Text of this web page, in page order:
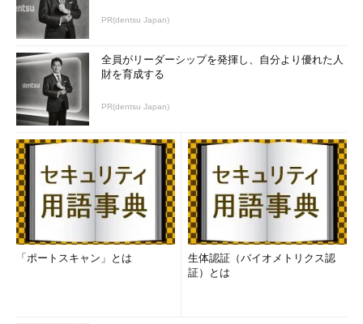
PR(dentsu Japan)
全員がリーダーシップを発揮し、自分より優れた人
財を育成する
PR(dentsu Japan)
「ポートスキャン」とは
生体認証（バイオメトリクス認
証）とは